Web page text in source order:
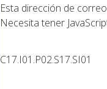
Esta dirección de
Necesita tener
C17.I01.P02.S17.SI01